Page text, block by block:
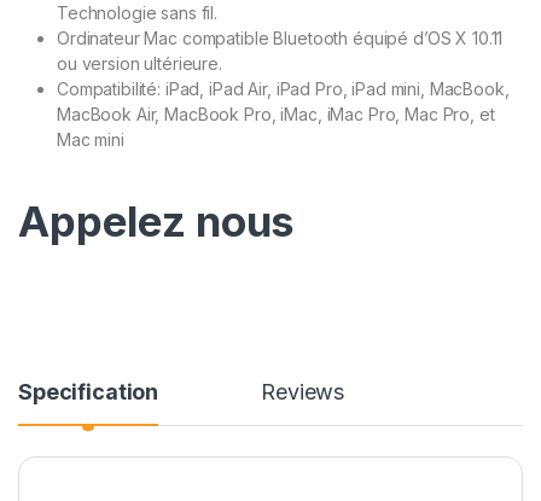
Technologie sans fil.
Ordinateur Mac compatible Bluetooth équipé d’OS X 10.11
ou version ultérieure.
Compatibilité: iPad, iPad Air, iPad Pro, iPad mini, MacBook,
MacBook Air, MacBook Pro, iMac, iMac Pro, Mac Pro, et
Mac mini
Appelez nous
Specification Reviews